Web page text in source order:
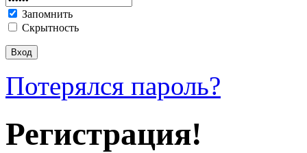
Запомнить
Скрытность
Потерялся пароль?
Регистрация!